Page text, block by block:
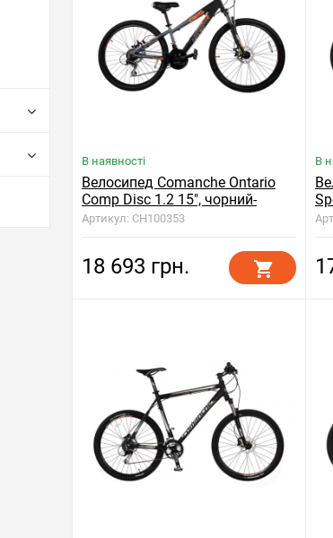
В наявності
Велосипед Comanche Ontario
Comp Disc 1.2 15", чорний-
сріблястий
Артикул: CH100353
18 693 грн.
В